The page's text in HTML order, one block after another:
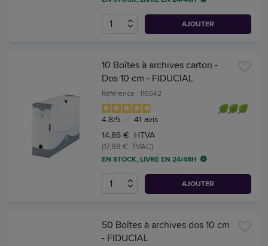
AJOUTER
10 Boîtes à archives carton -
Dos 10 cm - FIDUCIAL
Référence : 115542
4.8/5 - 41 avis
14,86 € HTVA
(17,98 € TVAC)
EN STOCK, LIVRÉ EN 24/48H
AJOUTER
50 Boîtes à archives dos 10 cm
- FIDUCIAL